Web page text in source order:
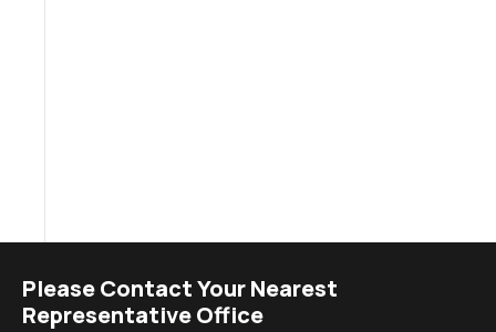
Please Contact Your Nearest
Representative Office